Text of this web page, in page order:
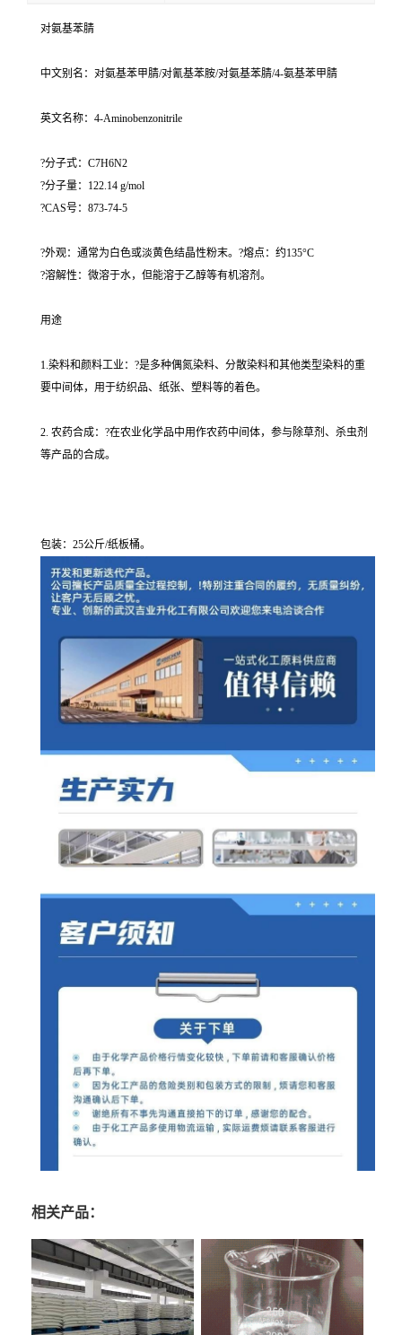
对氨基苯腈
中文别名：对氨基苯甲腈/对氰基苯胺/对氨基苯腈/4-氨基苯甲腈
英文名称：4-Aminobenzonitrile
?分子式：C7H6N2
?分子量：122.14 g/mol
?CAS号：873-74-5
?外观：通常为白色或淡黄色结晶性粉末。?熔点：约135°C
?溶解性：微溶于水，但能溶于乙醇等有机溶剂。
用途
1.染料和颜料工业：?是多种偶氮染料、分散染料和其他类型染料的重
要中间体，用于纺织品、纸张、塑料等的着色。
2. 农药合成：?在农业化学品中用作农药中间体，参与除草剂、杀虫剂
等产品的合成。
包装：25公斤/纸板桶。
相关产品：